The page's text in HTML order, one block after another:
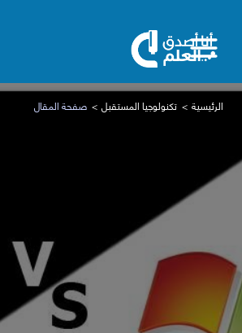
الرئيسية تكنولوجيا المستقبل صفحة المقال